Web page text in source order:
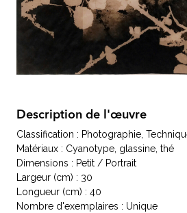
Description de l'œuvre
Classification : Photographie,
Matériaux : Cyanotype, glassine, thé
Dimensions : Petit / Portrait
Largeur (cm) : 30
Longueur (cm) : 40
Nombre d'exemplaires : Unique